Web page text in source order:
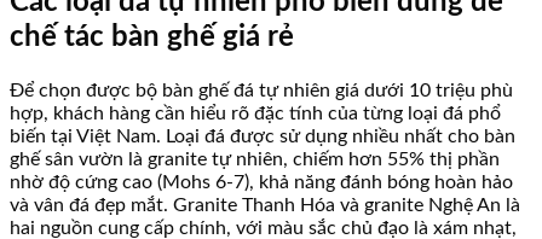
chế tác bàn ghế giá rẻ
Để chọn được bộ bàn ghế đá tự nhiên giá dưới 10 triệu phù
hợp, khách hàng cần hiểu rõ đặc tính của từng loại đá phổ
biến tại Việt Nam. Loại đá được sử dụng nhiều nhất cho bàn
ghế sân vườn là granite tự nhiên, chiếm hơn 55% thị phần
nhờ độ cứng cao (Mohs 6-7), khả năng đánh bóng hoàn hảo
và vân đá đẹp mắt. Granite Thanh Hóa và granite Nghệ An là
hai nguồn cung cấp chính, với màu sắc chủ đạo là xám nhạt,